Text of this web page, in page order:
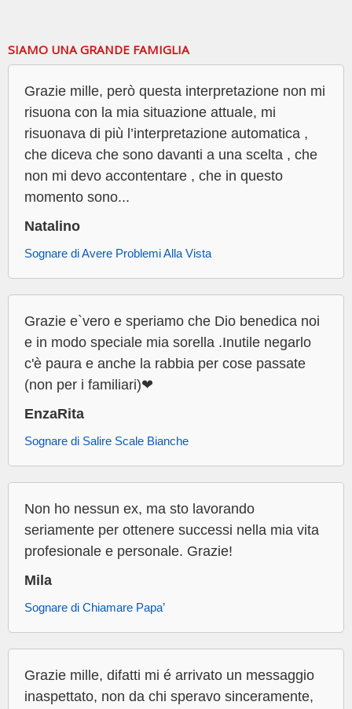
SIAMO UNA GRANDE FAMIGLIA
Grazie mille, però questa interpretazione non mi
risuona con la mia situazione attuale, mi
risuonava di più l’interpretazione automatica ,
che diceva che sono davanti a una scelta , che
non mi devo accontentare , che in questo
momento sono...
Natalino
Sognare di Avere Problemi Alla Vista
Grazie e`vero e speriamo che Dio benedica noi
e in modo speciale mia sorella .Inutile negarlo
c'è paura e anche la rabbia per cose passate
(non per i familiari)❤
EnzaRita
Sognare di Salire Scale Bianche
Non ho nessun ex, ma sto lavorando
seriamente per ottenere successi nella mia vita
profesionale e personale. Grazie!
Mila
Sognare di Chiamare Papa’
Grazie mille, difatti mi é arrivato un messaggio
inaspettato, non da chi speravo sinceramente,